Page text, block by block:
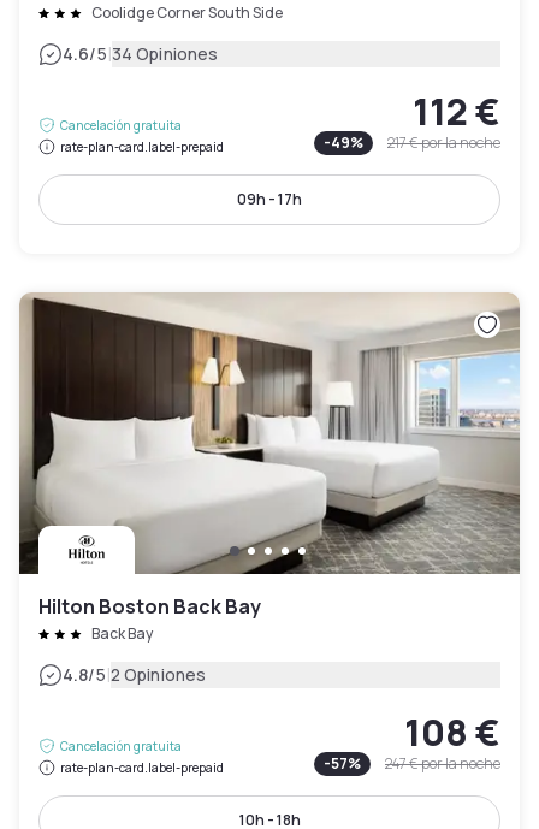
Coolidge Corner South Side
4.6/5|34 Opiniones
Cancelación gratuita
rate-plan-card.label-prepaid
112 €
-49% 217 €por la noche
09h - 17h
Hilton Boston Back Bay
Back Bay
4.8/5|2 Opiniones
Cancelación gratuita
rate-plan-card.label-prepaid
108 €
-57% 247 €por la noche
10h - 18h